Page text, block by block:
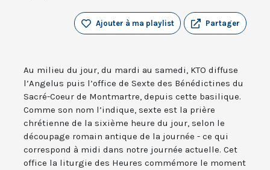
Partager
Ajouter à ma playlist
Au milieu du jour, du mardi au samedi, KTO diffuse
l’Angelus puis l’office de Sexte des Bénédictines du
Sacré-Coeur de Montmartre, depuis cette basilique.
Comme son nom l’indique, sexte est la prière
chrétienne de la sixième heure du jour, selon le
découpage romain antique de la journée - ce qui
correspond à midi dans notre journée actuelle. Cet
office la liturgie des Heures commémore le moment